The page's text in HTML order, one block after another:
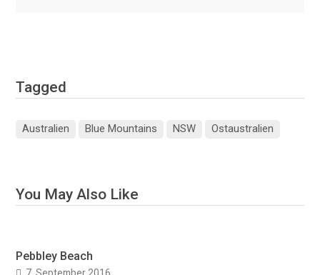
Tagged
Australien Blue Mountains NSW Ostaustralien
You May Also Like
Pebbley Beach